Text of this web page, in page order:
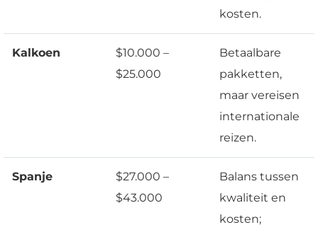
kosten.
Kalkoen
$10.000 –
$25.000
Betaalbare
pakketten,
maar vereisen
internationale
reizen.
Spanje
$27.000 –
$43.000
Balans tussen
kwaliteit en
kosten;